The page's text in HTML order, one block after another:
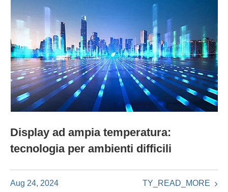
Display ad ampia temperatura:
tecnologia per ambienti difficili
Aug 24, 2024 TY_READ_MORE